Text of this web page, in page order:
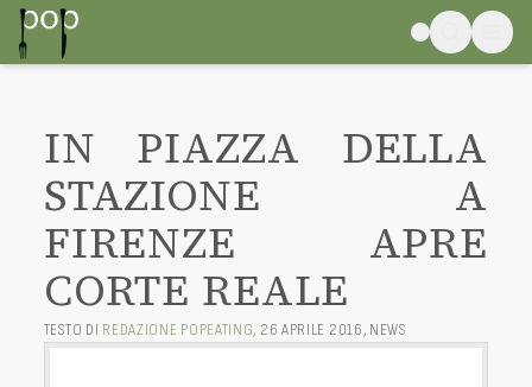
IN PIAZZA DELLA
STAZIONE A
FIRENZE APRE
CORTE REALE
TESTO DI REDAZIONE POPEATING, 26 APRILE 2016, NEWS